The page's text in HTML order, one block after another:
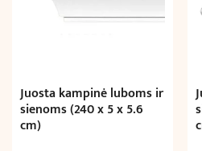
Juosta kampinė luboms ir
sienoms (240 x 5 x 5.6
cm)